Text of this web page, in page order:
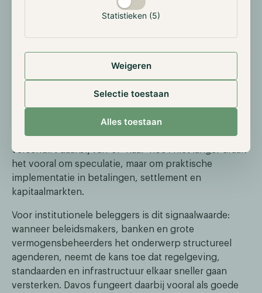
Statistieken (5)
Weigeren
Selectie toestaan
Alles toestaan
goudkoers flink is gestegen. Door de interesse in
goud is de marktomvang van de stablecoin dan ook
sterk gegroeid.
Crypto prominent thema in Davos
Crypto en digitale financiële infrastructuur waren
opvallend zichtbaar in Davos, met veel aandacht voor
stablecoins, tokenisatie en de integratie van
blockchain in bestaande financiële systemen. De toon
verschuift daarbij van ‘of’ naar ‘hoe’: niet langer draait
het vooral om speculatie, maar om praktische
implementatie in betalingen, settlement en
kapitaalmarkten.
Voor institutionele beleggers is dit signaalwaarde:
wanneer beleidsmakers, banken en grote
vermogensbeheerders het onderwerp structureel
agenderen, neemt de kans toe dat regelgeving,
standaarden en infrastructuur elkaar sneller gaan
versterken. Davos fungeert daarbij vooral als goede